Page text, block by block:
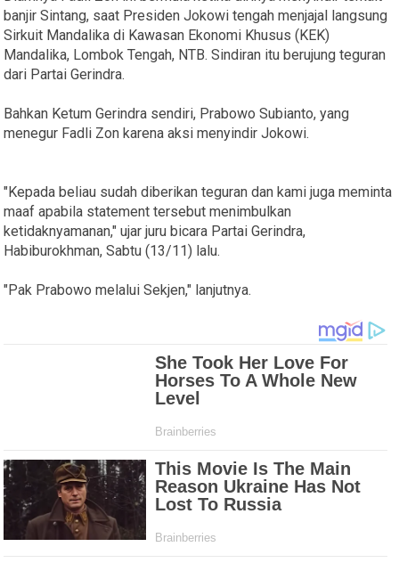
banjir Sintang, saat Presiden Jokowi tengah menjajal langsung
Sirkuit Mandalika di Kawasan Ekonomi Khusus (KEK)
Mandalika, Lombok Tengah, NTB. Sindiran itu berujung teguran
dari Partai Gerindra.
Bahkan Ketum Gerindra sendiri, Prabowo Subianto, yang
menegur Fadli Zon karena aksi menyindir Jokowi.
"Kepada beliau sudah diberikan teguran dan kami juga meminta
maaf apabila statement tersebut menimbulkan
ketidaknyamanan," ujar juru bicara Partai Gerindra,
Habiburokhman, Sabtu (13/11) lalu.
"Pak Prabowo melalui Sekjen," lanjutnya.